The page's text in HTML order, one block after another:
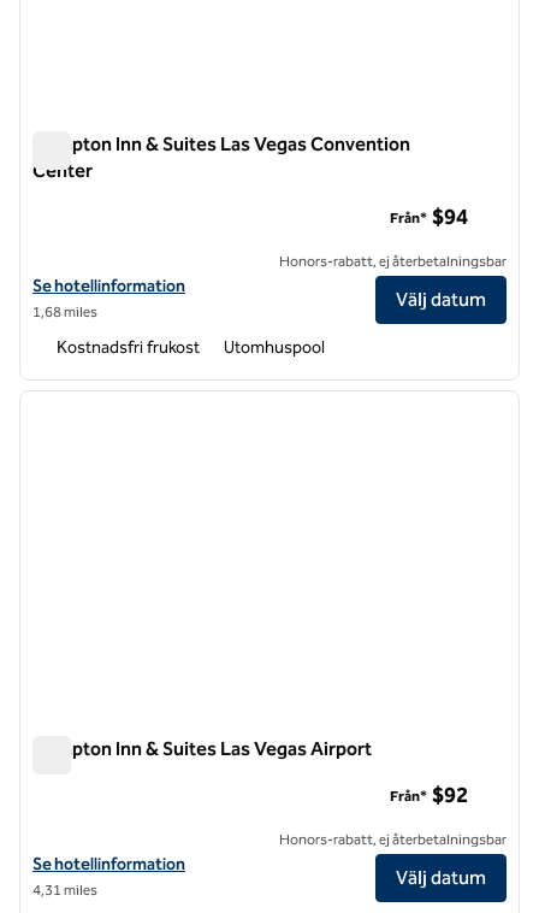
Hampton Inn & Suites Las Vegas Convention
Center
Visa hotelluppgifter för Hampton Inn & Suites Las Vegas
Se hotellinformation
1,68 miles
Från* $94
Honors-rabatt, ej återbetalningsbar
Välj datum
Kostnadsfri frukost Utomhuspool
1 av 12
nästa
Hampton Inn & Suites Las Vegas Airport
Visa hotelluppgifter för Hampton Inn & Suites Las Vegas Airport
Se hotellinformation
4,31 miles
Från* $92
Honors-rabatt, ej återbetalningsbar
Välj datum